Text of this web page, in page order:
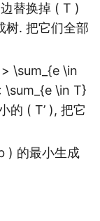
替换掉 ( T )
树. 把它们全部
\sum_{e \in
\sum_{e \in T}
的 ( T’ ), 把它
) 的最小生成